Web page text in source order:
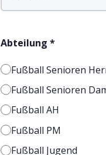
Abteilung *
Fußball Senioren
Fußball Senioren
Fußball AH
Fußball PM
Fußball Jugend